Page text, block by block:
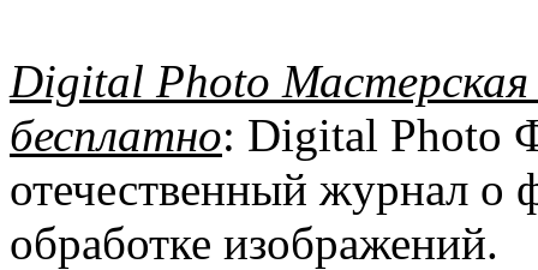
Digital Photo
бесплатно: Digital Photo
отечественный журнал о
обработке изображений.